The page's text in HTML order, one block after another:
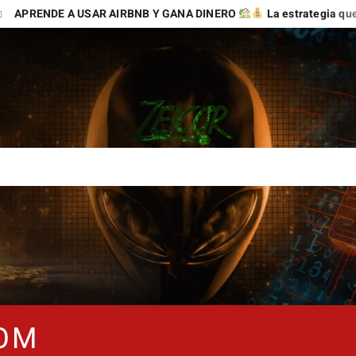
A USAR AIRBNB Y GANA DINERO La estrategia que puede